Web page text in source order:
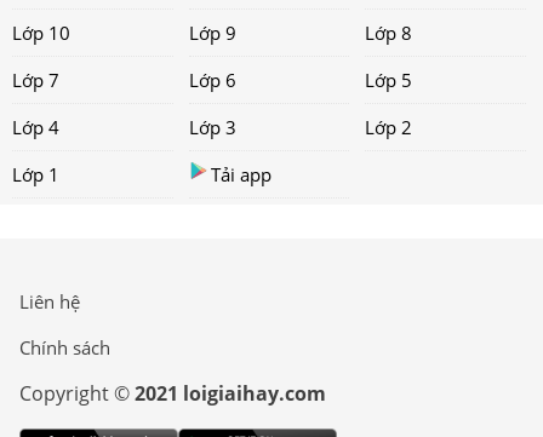
Lớp 10
Lớp 9
Lớp 8
Lớp 7
Lớp 6
Lớp 5
Lớp 4
Lớp 3
Lớp 2
Lớp 1
Tải app
Liên hệ
Chính sách
Copyright ©2021 loigiaihay.com